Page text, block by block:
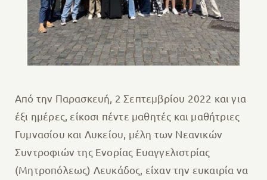
Aπό την Παρασκευή, 2 Σεπτεμβρίου 2022 και για
έξι ημέρες, είκοσι πέντε μαθητές και μαθήτριες
Γυμνασίου και Λυκείου, μέλη των Νεανικών
Συντροφιών της Ενορίας Ευαγγελιστρίας
(Μητροπόλεως) Λευκάδος, είχαν την ευκαιρία να